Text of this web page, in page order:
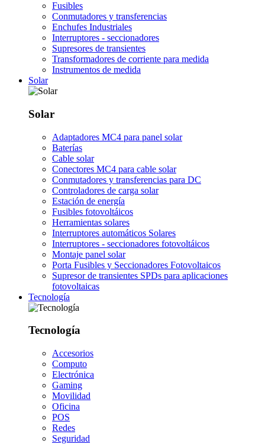
Fusibles
Conmutadores y transferencias
Enchufes Industriales
Interruptores - seccionadores
Supresores de transientes
Transformadores de corriente para medida
Instrumentos de medida
Solar
Solar
Adaptadores MC4 para panel solar
Baterías
Cable solar
Conectores MC4 para cable solar
Conmutadores y transferencias para DC
Controladores de carga solar
Estación de energía
Fusibles fotovoltáicos
Herramientas solares
Interruptores automáticos Solares
Interruptores - seccionadores fotovoltáicos
Montaje panel solar
Porta Fusibles y Seccionadores Fotovoltaicos
Supresor de transientes SPDs para aplicaciones
fotovoltaicas
Tecnología
Tecnología
Accesorios
Computo
Electrónica
Gaming
Movilidad
Oficina
POS
Redes
Seguridad